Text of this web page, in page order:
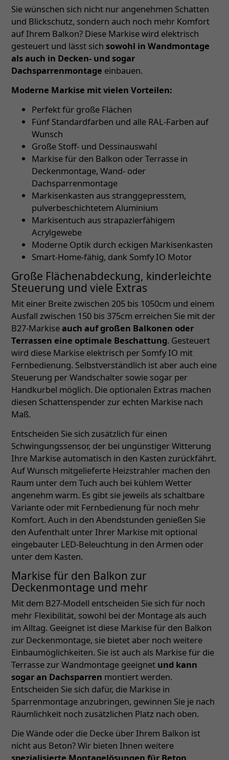
Sie wünschen sich nicht nur angenehmen Schatten
und Blickschutz, sondern auch noch mehr Komfort
auf Ihrem Balkon? Diese Markise wird elektrisch
gesteuert und lässt sich sowohl in Wandmontage
als auch in Decken- und sogar
Dachsparrenmontage einbauen.
Moderne Markise mit vielen Vorteilen:
Perfekt für große Flächen
Fünf Standardfarben und alle RAL-Farben auf
Wunsch
Große Stoff- und Dessinauswahl
Markise für den Balkon oder Terrasse in
Deckenmontage, Wand- oder
Dachsparrenmontage
Markisenkasten aus stranggepresstem,
pulverbeschichtetem Aluminium
Markisentuch aus strapazierfähigem
Acrylgewebe
Moderne Optik durch eckigen Markisenkasten
Smart-Home-fähig, dank Somfy IO Motor
Große Flächenabdeckung, kinderleichte
Steuerung und viele Extras
Mit einer Breite zwischen 205 bis 1050cm und einem
Ausfall zwischen 150 bis 375cm erreichen Sie mit der
B27-Markiseauch auf großen Balkonen oder
Terrassen eine optimale Beschattung. Gesteuert
wird diese Markise elektrisch per Somfy IO mit
Fernbedienung. Selbstverständlich ist aber auch eine
Steuerung per Wandschalter sowie sogar per
Handkurbel möglich. Die optionalen Extras machen
diesen Schattenspender zur echten Markise nach
Maß.
Entscheiden Sie sich zusätzlich für einen
Schwingungssensor, der bei ungünstiger Witterung
Ihre Markise automatisch in den Kasten zurückfährt.
Auf Wunsch mitgelieferte Heizstrahler machen den
Raum unter dem Tuch auch bei kühlem Wetter
angenehm warm. Es gibt sie jeweils als schaltbare
Variante oder mit Fernbedienung für noch mehr
Komfort. Auch in den Abendstunden genießen Sie
den Aufenthalt unter Ihrer Markise mit optional
eingebauter LED-Beleuchtung in den Armen oder
unter dem Kasten.
Markise für den Balkon zur
Deckenmontage und mehr
Mit dem B27-Modell entscheiden Sie sich für noch
mehr Flexibilität, sowohl bei der Montage als auch
im Alltag. Geeignet ist diese Markise für den Balkon
zur Deckenmontage, sie bietet aber noch weitere
Einbaumöglichkeiten. Sie ist auch als Markise für die
Terrasse zur Wandmontage geeignet und kann
sogar an Dachsparren montiert werden.
Entscheiden Sie sich dafür, die Markise in
Sparrenmontage anzubringen, gewinnen Sie je nach
Räumlichkeit noch zusätzlichen Platz nach oben.
Die Wände oder die Decke über Ihrem Balkon ist
nicht aus Beton? Wir bieten Ihnen weitere